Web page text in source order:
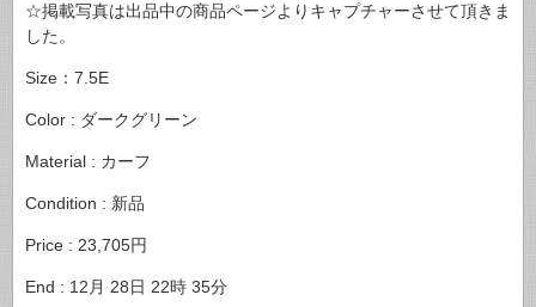
☆掲載写真は出品中の商品ページよりキャプチャーさせて頂きま
した。
Size：7.5E
Color : ダークグリーン
Material : カーフ
Condition : 新品
Price : 23,705円
End : 12月 28日 22時 35分